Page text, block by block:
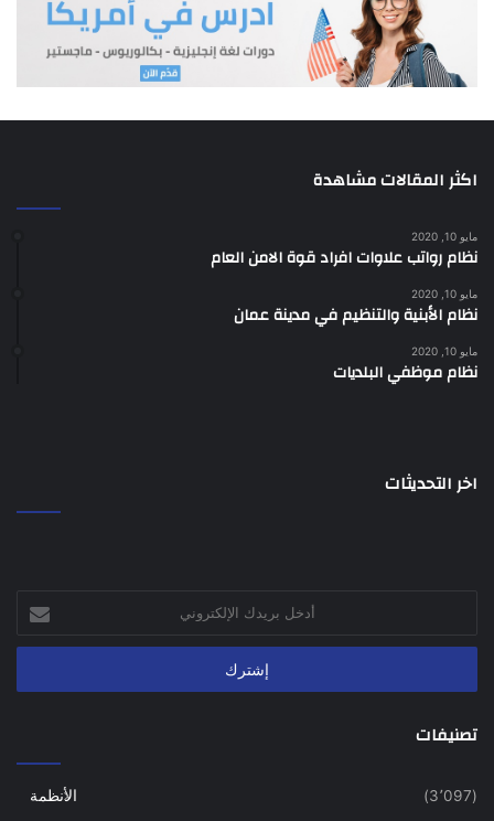
اكثر المقالات مشاهدة
مايو 10, 2020
نظام رواتب علاوات افراد قوة الامن العام
مايو 10, 2020
نظام الأبنية والتنظيم في مدينة عمان
مايو 10, 2020
نظام موظفي البلديات
اخر التحديثات
الإلكتروني
تصنيفات
الأنظمة (3٬097)